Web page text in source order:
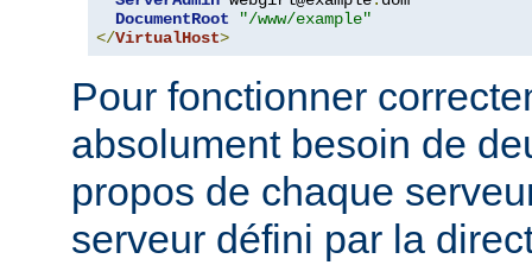
DocumentRoot
"/www/example"
</VirtualHost>
Pour fonctionner
absolument besoin de
propos de chaque
serveur défini par la